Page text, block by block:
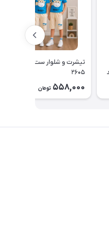
تیشرت و شلوار ست طرح زرافه
۲۶۰۵
558,000 تومان